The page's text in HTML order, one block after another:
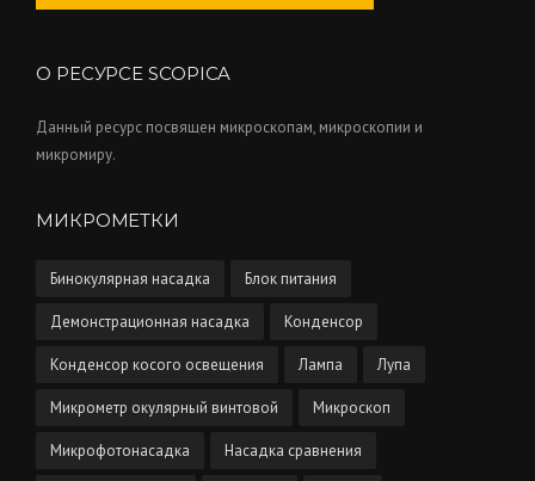
О РЕСУРСЕ SCOPICA
Данный ресурс посвящен микроскопам, микроскопии и
микромиру.
МИКРОМЕТКИ
Бинокулярная насадка Блок питания
Демонстрационная насадка Конденсор
Конденсор косого освещения Лампа Лупа
Микрометр окулярный винтовой Микроскоп
Микрофотонасадка Насадка сравнения